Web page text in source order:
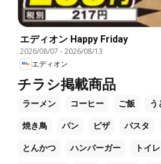
エディオン Happy Friday
2026/08/07 -2026/08/13
エディオン
チラシ掲載商品
ラーメン コーヒー ご飯 う
焼き鳥 パン ピザ パスタ
とんかつ ハンバーガー トイレ